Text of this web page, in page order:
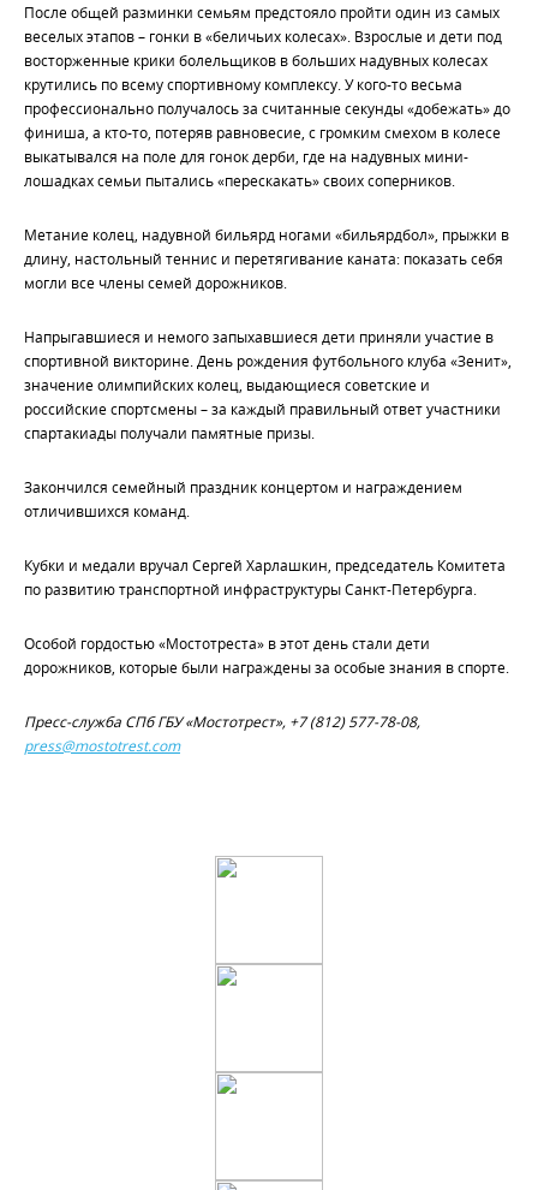
После общей разминки семьям предстояло пройти один из самых
веселых этапов – гонки в «беличьих колесах». Взрослые и дети под
восторженные крики болельщиков в больших надувных колесах
крутились по всему спортивному комплексу. У кого-то весьма
профессионально получалось за считанные секунды «добежать» до
финиша, а кто-то, потеряв равновесие, с громким смехом в колесе
выкатывался на поле для гонок дерби, где на надувных мини-
лошадках семьи пытались «перескакать» своих соперников.
Метание колец, надувной бильярд ногами «бильярдбол», прыжки в
длину, настольный теннис и перетягивание каната: показать себя
могли все члены семей дорожников.
Напрыгавшиеся и немого запыхавшиеся дети приняли участие в
спортивной викторине. День рождения футбольного клуба «Зенит»,
значение олимпийских колец, выдающиеся советские и
российские спортсмены – за каждый правильный ответ участники
спартакиады получали памятные призы.
Закончился семейный праздник концертом и награждением
отличившихся команд.
Кубки и медали вручал Сергей Харлашкин, председатель Комитета
по развитию транспортной инфраструктуры Санкт-Петербурга.
Особой гордостью «Мостотреста» в этот день стали дети
дорожников, которые были награждены за особые знания в спорте.
Пресс-служба СПб ГБУ «Мостотрест», +7 (812) 577-78-08,
press@mostotrest.com